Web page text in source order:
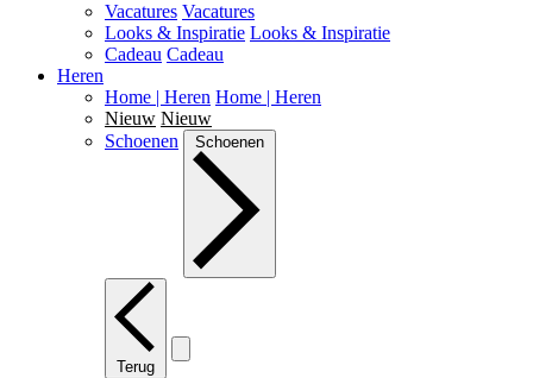
Vacatures Vacatures
Looks & Inspiratie Looks & Inspiratie
Cadeau Cadeau
Heren
Home | Heren Home | Heren
Nieuw Nieuw
Schoenen
Schoenen
Terug